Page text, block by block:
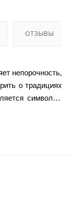
ОТЗЫВЫ
непорочность,
о традициях
символом